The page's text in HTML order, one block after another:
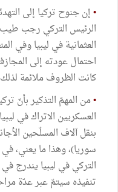
•إن جنوح تركيا إلى
الرئيس التركي رجب طيب
العثمانية في ليبيا وفي
احتمال عودته إلى
كانت الظروف ملائمة
•من المهمّ التذكير بأنّ
العسكريين الاتراك في
سوريا)، وهذا ما يعني،
التركي في ليبيا يندرج
تنفيذه سيتمّ عبر عدّة